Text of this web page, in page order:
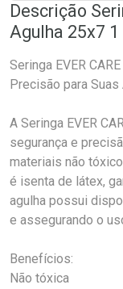
Descrição
Agulha 25x7
Seringa EVER
Precisão para
A Seringa EVER
segurança e
materiais não
é isenta de látex,
agulha possui
e assegurando o
Benefícios:
Não tóxica